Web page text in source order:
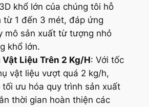
khổ lớn của chúng tôi hỗ
từ 1 đến 3 mét, đáp ứng
mô sản xuất từ tượng nhỏ
khổ lớn.
Liệu Trên 2 Kg/H: Với tốc
vật liệu vượt quá 2 kg/h,
tối ưu hóa quy trình sản xuất
thời gian hoàn thiện các